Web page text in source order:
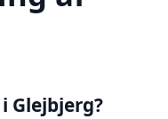
Glejbjerg?